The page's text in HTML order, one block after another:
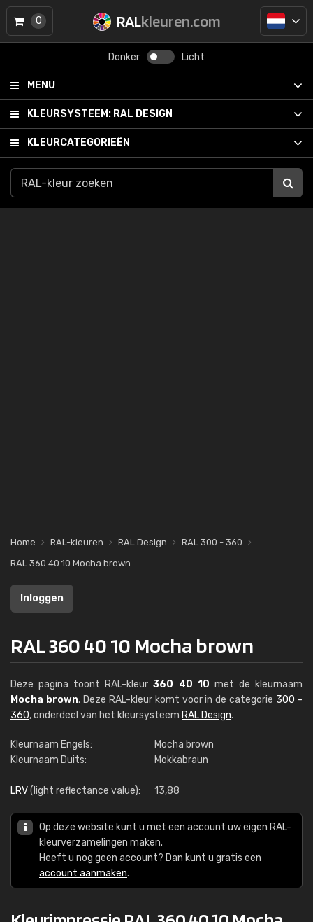
RALkleuren.com
Donker Licht
MENU
KLEURSYSTEEM: RAL DESIGN
KLEURCATEGORIEËN
0
Home RAL-kleuren RAL Design
RAL 300 - 360
RAL 360 40 10 Mocha brown
Inloggen
RAL 360 40 10 Mocha brown
Deze pagina toont RAL-kleur360 40 10 met de kleurnaam
Mocha brown. Deze RAL-kleur komt voor in de categorie 300 -
360, onderdeel van het kleursysteem RAL Design.
Kleurnaam Engels:
Mocha brown
Kleurnaam Duits:
Mokkabraun
LRV(light reflectance value): 13,88
Op deze website kunt u met een account uw eigen RAL-
kleurverzamelingen maken.
Heeft u nog geen account? Dan kunt u gratis een
account aanmaken.